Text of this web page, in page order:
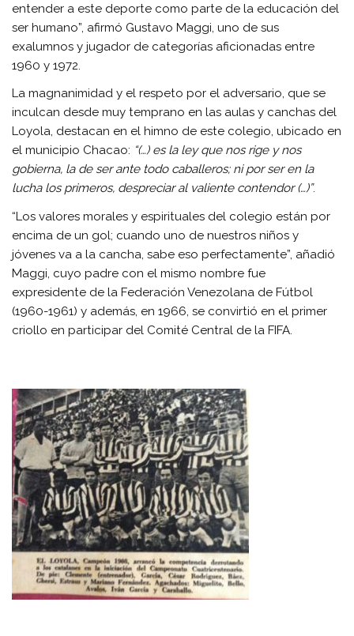
entender a este deporte como parte de la educación del
ser humano”, afirmó Gustavo Maggi, uno de sus
exalumnos y jugador de categorías aficionadas entre
1960 y 1972.
La magnanimidad y el respeto por el adversario, que se
inculcan desde muy temprano en las aulas y canchas del
Loyola, destacan en el himno de este colegio, ubicado en
el municipio Chacao: “(…) es la ley que nos rige y nos
gobierna, la de ser ante todo caballeros; ni por ser en la
lucha los primeros, despreciar al valiente contendor (…)”.
“Los valores morales y espirituales del colegio están por
encima de un gol; cuando uno de nuestros niños y
jóvenes va a la cancha, sabe eso perfectamente”, añadió
Maggi, cuyo padre con el mismo nombre fue
expresidente de la Federación Venezolana de Fútbol
(1960-1961) y además, en 1966, se convirtió en el primer
criollo en participar del Comité Central de la FIFA.